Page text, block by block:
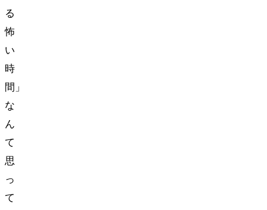
る
怖
い
時
間…」
な
ん
て
思
っ
て